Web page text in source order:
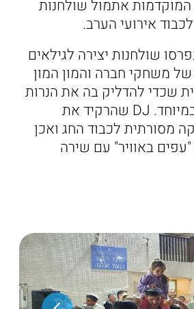
אתמול שולחנות
אירועי הערב.
שולחנות יצירה לגילאים
משחקי חברה והמון המון
שכדי להדליק בה את הנרות
צריך סולם גבוה במיוחד. DJ שהרקיד את
מסורתית לכבוד החג ואכן
באוויר" עם שירה